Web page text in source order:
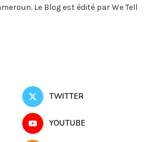
Le Blog est édité par We Tell
TWITTER
YOUTUBE